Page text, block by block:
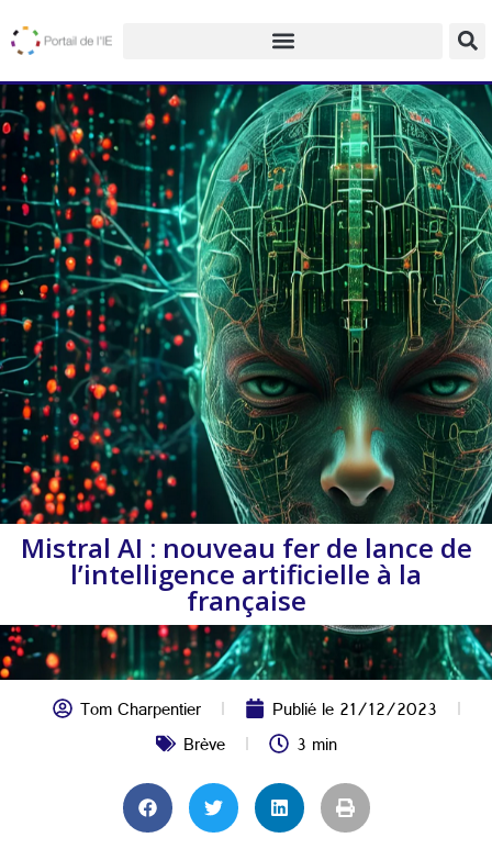
Mistral AI : nouveau fer de lance de
l’intelligence artificielle à la
française
Tom Charpentier Publié le21/12/2023
Brève
3 min